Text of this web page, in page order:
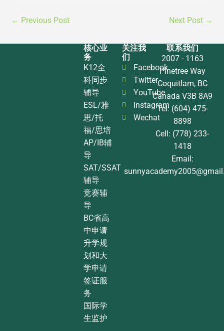
← Previous Post Next Post →
核心业
务
K12全
科同步
辅导
ESL/雅
思/托
福/思培
AP/IB辅
导
SAT/SSAT
辅导
竞赛辅
导
BC省高
中申请
升学规
划和大
学申请
签证服
务
国际学
生监护
关注我
们
Facebook
Twitter
YouTube
Instagram
Wechat
联系我们
2007 - 1163
Pinetree Way
Coquitlam, BC
Canada V3B 8A9
Tel: (604) 475-
8898
Cell: (778) 233-
1418
Email: